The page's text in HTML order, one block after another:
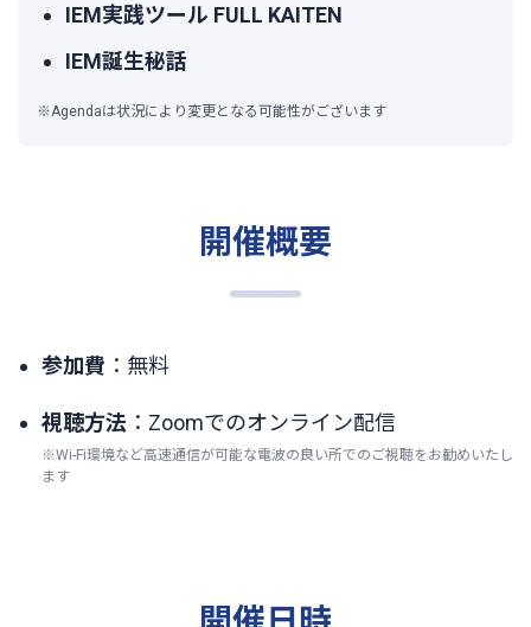
IEM実践ツール FULL KAITEN
IEM誕生秘話
※Agendaは状況により変更となる可能性がございます
開催概要
参加費 ：無料
視聴方法 ：Zoomでのオンライン配信
※Wi-Fi環境など高速通信が可能な電波の良い所でのご視聴をお勧めいたし
ます